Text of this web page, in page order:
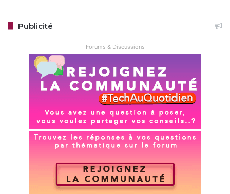
Publicité
Forums & Discussions